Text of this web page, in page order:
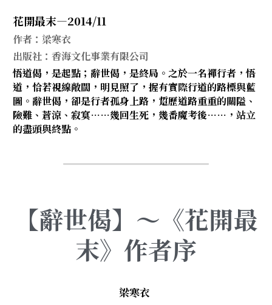
．挑戰自我的魅力
．黃昏之悸
．焚不滅的心
．死生流注
．中古世紀的殉道者
花開最末—2014/11
作者：梁寒衣
出版社：香海文化事業有限公司
悟道偈，是起點；辭世偈，是終局。之於一名禪行者，悟
道，恰若視線敞闊，明見照了，握有實際行道的路標與藍
圖。辭世偈，卻是行者孤身上路，踅歷道路重重的關隘、
險難、蒼涼、寂寞……幾回生死，幾番魔考後……，站立
的盡頭與終點。
【辭世偈】～《花開最
末》作者序
――梁寒衣
宗門之眼／經藏之美
華嚴智海—《維摩詰經》
華嚴智海—《道德經》CD與課程大綱
他方之眼－且觀霓霞
他方之眼－聽彼風雷
光光交會／導介・轉載
華嚴智海—《道德經》有聲書二期
華嚴智海—《道德經》有聲書三期